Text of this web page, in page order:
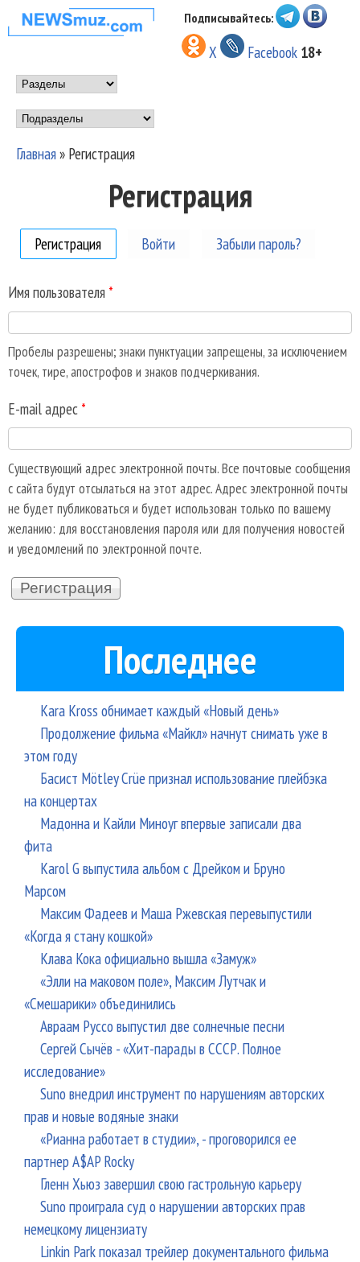
Перейти к основному
содержанию
НОВОСТИ
МУЗЫКИ И
ШОУ БИЗНЕСА
NEWSMUZ.COM
Подписывайтесь:
X Facebook 18+
Main menu
Подразделы
Главная» Регистрация
Регистрация
Регистрация (активная вкладка)
Войти Забыли пароль?
Имя пользователя *
Пробелы разрешены; знаки пунктуации запрещены, за исключением
точек, тире, апострофов и знаков подчеркивания.
E-mail адрес *
Существующий адрес электронной почты. Все почтовые сообщения
с сайта будут отсылаться на этот адрес. Адрес электронной почты
не будет публиковаться и будет использован только по вашему
желанию: для восстановления пароля или для получения новостей
и уведомлений по электронной почте.
Последнее
Kara Kross обнимает каждый «Новый день»
Продолжение фильма «Майкл» начнут снимать уже в
этом году
Басист Mötley Crüe признал использование плейбэка
на концертах
Мадонна и Кайли Миноуг впервые записали два
фита
Karol G выпустила альбом с Дрейком и Бруно
Марсом
Максим Фадеев и Маша Ржевская перевыпустили
«Когда я стану кошкой»
Клава Кока официально вышла «Замуж»
«Элли на маковом поле», Максим Лутчак и
«Смешарики» объединились
Авраам Руссо выпустил две солнечные песни
Сергей Сычёв - «Хит-парады в СССР. Полное
исследование»
Suno внедрил инструмент по нарушениям авторских
прав и новые водяные знаки
«Рианна работает в студии», - проговорился ее
партнер A$AP Rocky
Гленн Хьюз завершил свою гастрольную карьеру
Suno проиграла суд о нарушении авторских прав
немецкому лицензиату
Linkin Park показал трейлер документального фильма